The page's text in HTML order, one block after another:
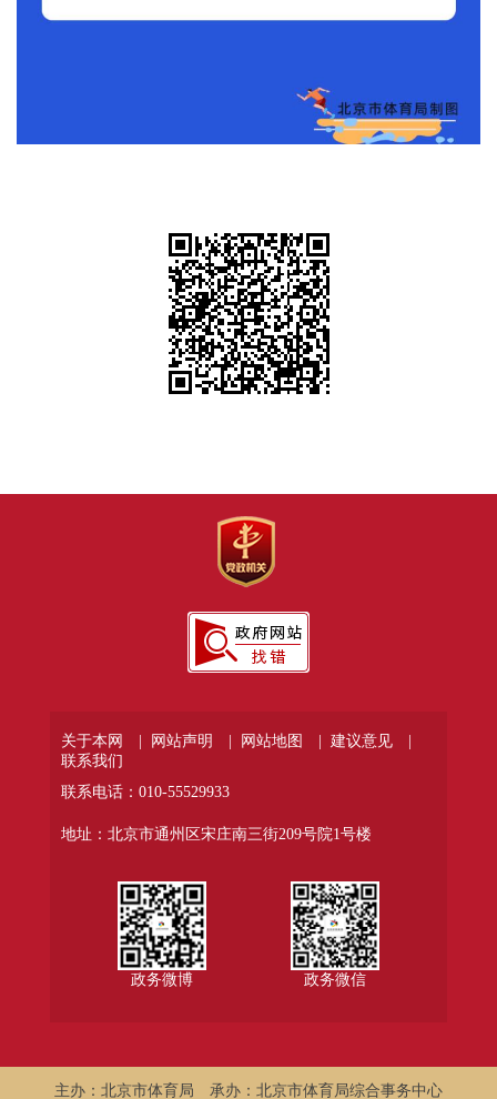
关于本网 | 网站声明 | 网站地图 | 建议意见 |
联系我们
联系电话：010-55529933
地址：北京市通州区宋庄南三街209号院1号楼
政务微博 政务微信
主办：北京市体育局 承办：北京市体育局综合事务中心